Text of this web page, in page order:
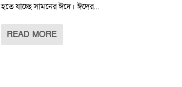
হতে যাচ্ছে সামনের ঈদে। ঈদের...
READ MORE